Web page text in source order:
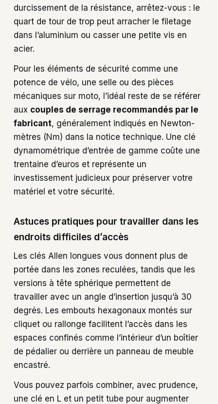
durcissement de la résistance, arrêtez-vous : le
quart de tour de trop peut arracher le filetage
dans l’aluminium ou casser une petite vis en
acier.
Pour les éléments de sécurité comme une
potence de vélo, une selle ou des pièces
mécaniques sur moto, l’idéal reste de se référer
aux couples de serrage recommandés par le
fabricant, généralement indiqués en Newton-
mètres (Nm) dans la notice technique. Une clé
dynamométrique d’entrée de gamme coûte une
trentaine d’euros et représente un
investissement judicieux pour préserver votre
matériel et votre sécurité.
Astuces pratiques pour travailler dans les
endroits difficiles d’accès
Les clés Allen longues vous donnent plus de
portée dans les zones reculées, tandis que les
versions à tête sphérique permettent de
travailler avec un angle d’insertion jusqu’à 30
degrés. Les embouts hexagonaux montés sur
cliquet ou rallonge facilitent l’accès dans les
espaces confinés comme l’intérieur d’un boîtier
de pédalier ou derrière un panneau de meuble
encastré.
Vous pouvez parfois combiner, avec prudence,
une clé en L et un petit tube pour augmenter